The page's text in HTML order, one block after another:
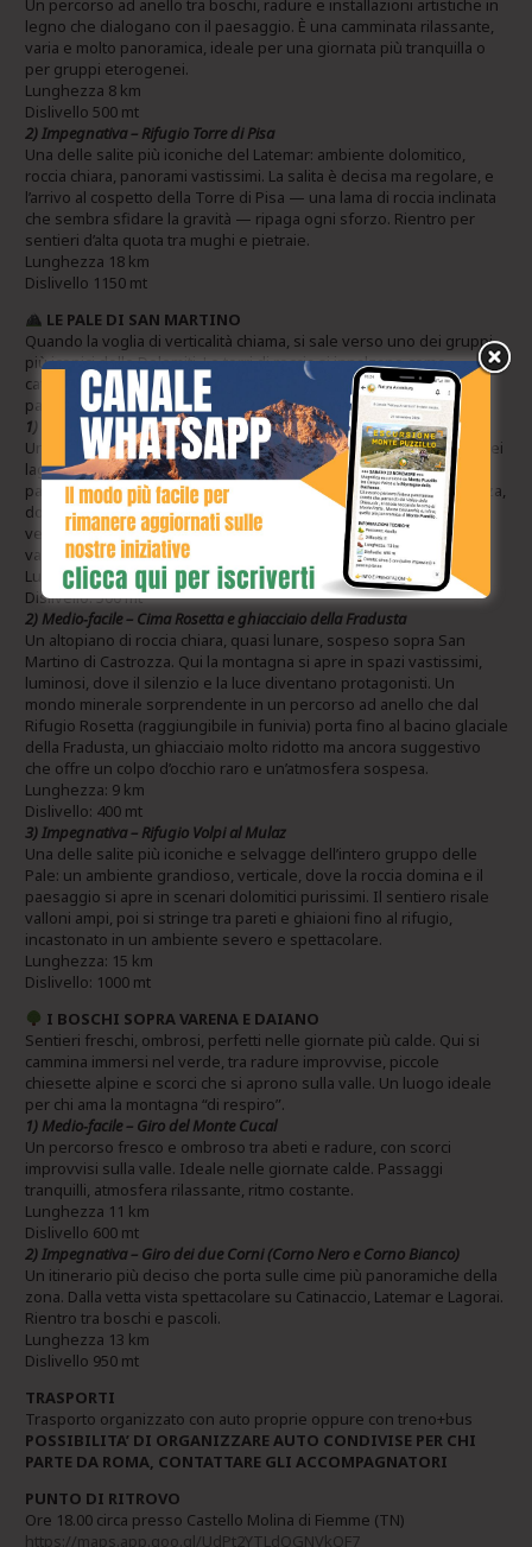
Un percorso ad anello tra boschi, radure e installazioni artistiche in
legno che dialogano con il paesaggio. È una camminata rilassante,
varia e molto panoramica, ideale per una giornata più tranquilla o
per gruppi eterogenei.
Lunghezza 8 km
Dislivello 500 mt
2) Impegnativa – Rifugio Torre di Pisa
Una delle salite più iconiche del Latemar: ambiente dolomitico,
roccia chiara, panorami vastissimi. La salita è decisa ma regolare, e
l’arrivo al cospetto della Torre di Pisa — una lama di roccia inclinata
che sembra sfidare la gravità — ripaga ogni sforzo. Rientro per
sentieri d’alta quota tra mughi e pietraie.
Lunghezza 18 km
Dislivello 1150 mt
LE PALE DI SAN MARTINO
Quando la voglia di verticalità chiama, si sale verso uno dei gruppi
più iconici delle Dolomiti. Le torri di roccia si innalzano come
cattedrali, la luce cambia a ogni ora, e il panorama lascia senza
parole.
1) Medio‑facile – Laghi di Colbricon e Cime di Cavallazza
Un itinerario che unisce due anime diverse della zona: la quiete dei
laghetti alpini e la linea di cresta della Cavallazza, più aspra e
panoramica. Il percorso sale deciso verso la cresta della Cavallazza,
dove il panorama si apre a 360°, per poi scendere dolcemente
verso i Laghi di Colbricon e chiudendo quindi un anello ricco di
varietà e atmosfere
Lunghezza: 9 km
Dislivello: 500 mt
2) Medio‑facile – Cima Rosetta e ghiacciaio della Fradusta
Un altopiano di roccia chiara, quasi lunare, sospeso sopra San
Martino di Castrozza. Qui la montagna si apre in spazi vastissimi,
luminosi, dove il silenzio e la luce diventano protagonisti. Un
mondo minerale sorprendente in un percorso ad anello che dal
Rifugio Rosetta (raggiungibile in funivia) porta fino al bacino glaciale
della Fradusta, un ghiacciaio molto ridotto ma ancora suggestivo
che offre un colpo d’occhio raro e un’atmosfera sospesa.
Lunghezza: 9 km
Dislivello: 400 mt
3) Impegnativa – Rifugio Volpi al Mulaz
Una delle salite più iconiche e selvagge dell’intero gruppo delle
Pale: un ambiente grandioso, verticale, dove la roccia domina e il
paesaggio si apre in scenari dolomitici purissimi. Il sentiero risale
valloni ampi, poi si stringe tra pareti e ghiaioni fino al rifugio,
incastonato in un ambiente severo e spettacolare.
Lunghezza: 15 km
Dislivello: 1000 mt
I BOSCHI SOPRA VARENA E DAIANO
Sentieri freschi, ombrosi, perfetti nelle giornate più calde. Qui si
cammina immersi nel verde, tra radure improvvise, piccole
chiesette alpine e scorci che si aprono sulla valle. Un luogo ideale
per chi ama la montagna “di respiro”.
1) Medio‑facile – Giro del Monte Cucal
Un percorso fresco e ombroso tra abeti e radure, con scorci
improvvisi sulla valle. Ideale nelle giornate calde. Passaggi
tranquilli, atmosfera rilassante, ritmo costante.
Lunghezza 11 km
Dislivello 600 mt
2) Impegnativa – Giro dei due Corni (Corno Nero e Corno Bianco)
Un itinerario più deciso che porta sulle cime più panoramiche della
zona. Dalla vetta vista spettacolare su Catinaccio, Latemar e Lagorai.
Rientro tra boschi e pascoli.
Lunghezza 13 km
Dislivello 950 mt
TRASPORTI
Trasporto organizzato con auto proprie oppure con treno+bus
POSSIBILITA’ DI ORGANIZZARE AUTO CONDIVISE PER CHI
PARTE DA ROMA, CONTATTARE GLI ACCOMPAGNATORI
PUNTO DI RITROVO
Ore 18.00 circa presso Castello Molina di Fiemme (TN)
https://maps.app.goo.gl/UdPt2YTLdQGNVkQF7